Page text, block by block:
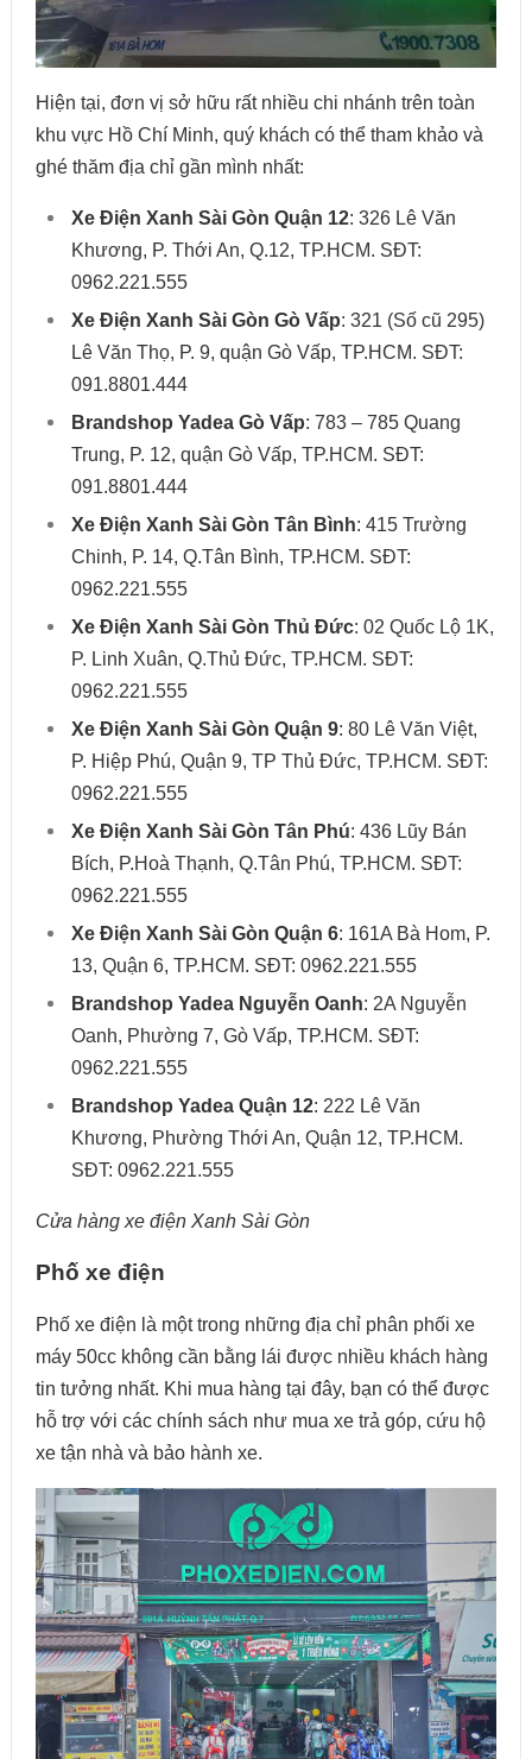
Hiện tại, đơn vị sở hữu rất nhiều chi nhánh trên toàn
khu vực Hồ Chí Minh, quý khách có thể tham khảo và
ghé thăm địa chỉ gần mình nhất:
Xe Điện Xanh Sài Gòn Quận 12: 326 Lê Văn
Khương, P. Thới An, Q.12, TP.HCM. SĐT:
0962.221.555
Xe Điện Xanh Sài Gòn Gò Vấp: 321 (Số cũ 295)
Lê Văn Thọ, P. 9, quận Gò Vấp, TP.HCM. SĐT:
091.8801.444
Brandshop Yadea Gò Vấp: 783 – 785 Quang
Trung, P. 12, quận Gò Vấp, TP.HCM. SĐT:
091.8801.444
Xe Điện Xanh Sài Gòn Tân Bình: 415 Trường
Chinh, P. 14, Q.Tân Bình, TP.HCM. SĐT:
0962.221.555
Xe Điện Xanh Sài Gòn Thủ Đức: 02 Quốc Lộ 1K,
P. Linh Xuân, Q.Thủ Đức, TP.HCM. SĐT:
0962.221.555
Xe Điện Xanh Sài Gòn Quận 9: 80 Lê Văn Việt,
P. Hiệp Phú, Quận 9, TP Thủ Đức, TP.HCM. SĐT:
0962.221.555
Xe Điện Xanh Sài Gòn Tân Phú: 436 Lũy Bán
Bích, P.Hoà Thạnh, Q.Tân Phú, TP.HCM. SĐT:
0962.221.555
Xe Điện Xanh Sài Gòn Quận 6: 161A Bà Hom, P.
13, Quận 6, TP.HCM. SĐT: 0962.221.555
Brandshop Yadea Nguyễn Oanh: 2A Nguyễn
Oanh, Phường 7, Gò Vấp, TP.HCM. SĐT:
0962.221.555
Brandshop Yadea Quận 12: 222 Lê Văn
Khương, Phường Thới An, Quận 12, TP.HCM.
SĐT: 0962.221.555
Cửa hàng xe điện Xanh Sài Gòn
Phố xe điện
Phố xe điện là một trong những địa chỉ phân phối xe
máy 50cc không cần bằng lái được nhiều khách hàng
tin tưởng nhất. Khi mua hàng tại đây, bạn có thể được
hỗ trợ với các chính sách như mua xe trả góp, cứu hộ
xe tận nhà và bảo hành xe.